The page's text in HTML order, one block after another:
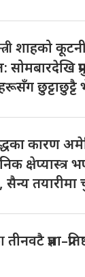
शाहको
छुट्टाछुट्टै
कारण
क्षेप्यास्त्र
सैन्य तयारीमा
तीनवटै